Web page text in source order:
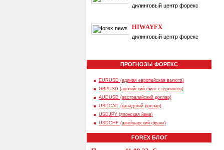
дилинговый центр форекс
HIWAYFX
дилинговый центр форекс
ПРОГНОЗЫ ФОРЕКС
EURUSD (единая европейская валюта)
GBPUSD (английский фунт стерлингов)
AUDUSD (австралийский доллар)
USDCAD (канадский доллар)
USDJPY (японская йена)
USDCHF (швейцарский франк)
FOREX БЛОГ